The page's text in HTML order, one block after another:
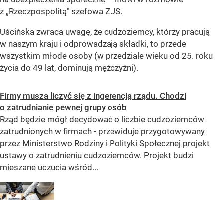
z „Rzeczpospolitą" szefowa ZUS.
Uścińska zwraca uwagę, że cudzoziemcy, którzy pracują
w naszym kraju i odprowadzają składki, to przede
wszystkim młode osoby (w przedziale wieku od 25. roku
życia do 49 lat, dominują mężczyźni).
Firmy musza liczyć się z ingerencją rządu. Chodzi
o zatrudnianie pewnej grupy osób
Rząd będzie mógł decydować o liczbie cudzoziemców
zatrudnionych w firmach - przewiduje przygotowywany
przez Ministerstwo Rodziny i Polityki Społecznej projekt
ustawy o zatrudnieniu cudzoziemców. Projekt budzi
mieszane uczucia wśród...